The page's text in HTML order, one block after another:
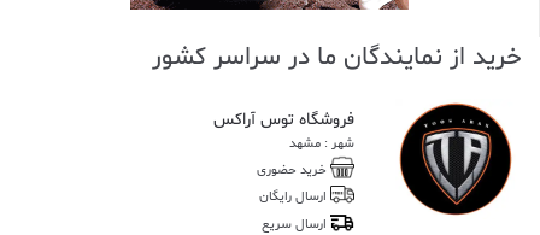
خرید از نمایندگان ما در سراسر کشور
فروشگاه توس آراکس
شهر : مشهد
خرید حضوری
ارسال رایگان
ارسال سریع